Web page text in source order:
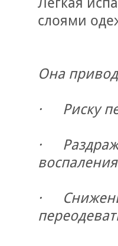
слоями
Она
· Риску
·
·